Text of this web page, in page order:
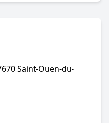
Saint-Ouen-du-